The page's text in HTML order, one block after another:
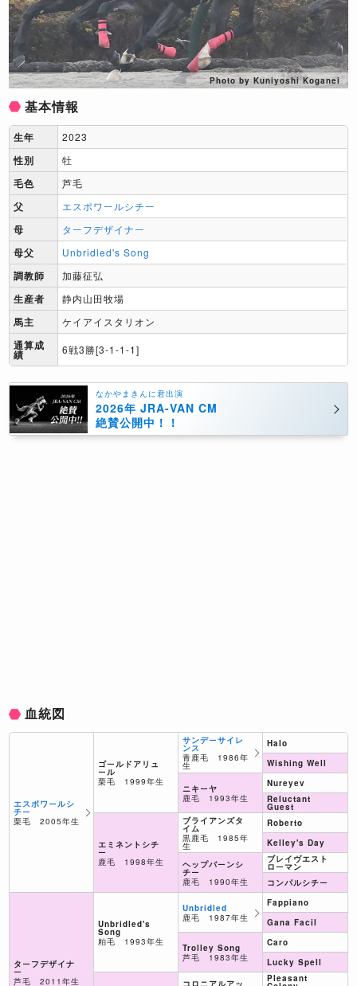
Photo by Kuniyoshi Koganei
基本情報
生年 2023
性別 牡
毛色 芦毛
父 エスポワールシチー
母 ターフデザイナー
母父 Unbridled's Song
調教師 加藤征弘
生産者 静内山田牧場
馬主 ケイアイスタリオン
通算成
績 6戦3勝[3-1-1-1]
なかやまきんに君出演
2026年 JRA-VAN CM
絶賛公開中！！
血統図
エスポワールシ
チー
栗毛 2005年生
ターフデザイナ
ー
芦毛 2011年生
ゴールドアリュ
ール
栗毛 1999年生
エミネントシチ
ー
鹿毛 1998年生
Unbridled's
Song
粕毛 1993年生
サンデーサイレ
ンス
青鹿毛 1986年
生
ニキーヤ
鹿毛 1993年生
ブライアンズタ
イム
黒鹿毛 1985年
生
ヘップバーンシ
チー
鹿毛 1990年生
Unbridled
鹿毛 1987年生
Trolley Song
芦毛 1983年生
コロニアルアッ
Halo
Wishing Well
Nureyev
Reluctant
Guest
Roberto
Kelley's Day
ブレイヴエスト
ローマン
コンパルシチー
Fappiano
Gana Facil
Caro
Lucky Spell
Pleasant